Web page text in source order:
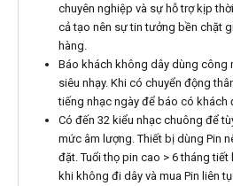
chuyên nghiệp và sự hỗ trợ kịp
cả tạo nên sự tin tưởng bền chặt
hàng.
Báo khách không dây dùng công
siêu nhạy. Khi có chuyển động
tiếng nhạc ngày để báo có khách
Có đến 32 kiểu nhạc chuông để
mức âm lượng. Thiết bị dùng Pin
đặt. Tuổi thọ pin cao > 6 tháng
khi không đi dây và mua Pin liên